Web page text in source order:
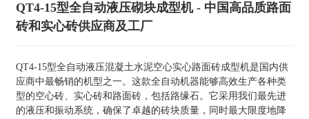
QT4-15型全自动液压砌块成型机 - 中国高品质路面
砖和实心砖供应商及工厂
QT4-15型全自动液压混凝土水泥空心实心路面砖成型机是国内供
应商中最畅销的机型之一。这款全自动机器能够高效生产各种类
型的空心砖、实心砖和路面砖，包括路缘石。它采用我们最先进
的液压和振动系统，确保了卓越的砖块质量，同时最大限度地降